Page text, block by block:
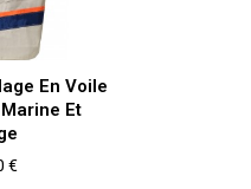
En Voile
Et
€